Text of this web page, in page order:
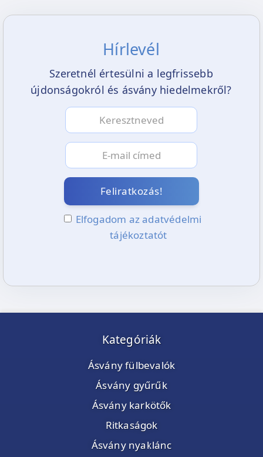
Hírlevél
Szeretnél értesülni a legfrissebb
újdonságokról és ásvány hiedelmekről?
Feliratkozás!
Elfogadom az adatvédelmi
tájékoztatót
Kategóriák
Ásvány fülbevalók
Ásvány gyűrűk
Ásvány karkötők
Ritkaságok
Ásvány nyaklánc